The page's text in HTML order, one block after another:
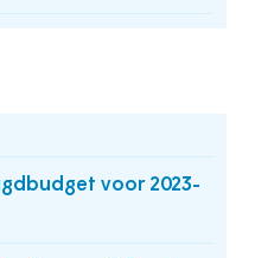
voor 2023-